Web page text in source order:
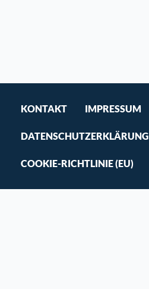
KONTAKT IMPRESSUM
DATENSCHUTZERKLÄRUNG
COOKIE-RICHTLINIE (EU)